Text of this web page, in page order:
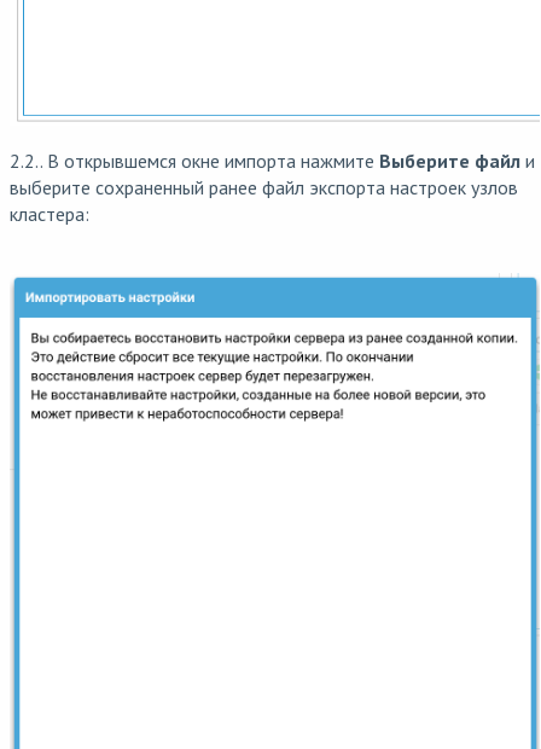
2.2.. В открывшемся окне импорта нажмите Выберите файл и
выберите сохраненный ранее файл экспорта настроек узлов
кластера: